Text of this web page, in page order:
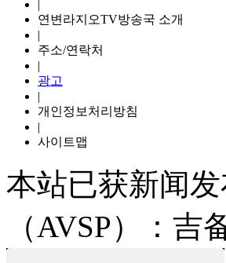
연변라지오TV방송국 소개
|
주소/연락처
|
광고
|
개인정보처리방침
|
사이트맵
本站已获新闻
（AVSP）：吉